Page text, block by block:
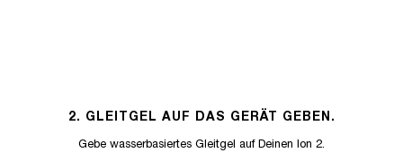
2. GLEITGEL AUF DAS GERÄT GEBEN.
Gebe wasserbasiertes Gleitgel auf Deinen Ion 2.